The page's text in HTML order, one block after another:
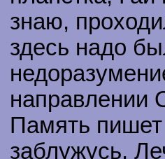
знаю,
здесь надо
направлении
Память пишет
заблужусь.